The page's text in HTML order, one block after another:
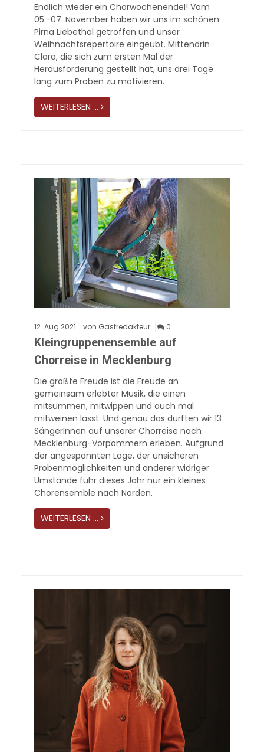
Endlich wieder ein Chorwochenendel! Vom
05.-07. November haben wir uns im schönen
Pirna Liebethal getroffen und unser
Weihnachtsrepertoire eingeübt. Mittendrin
Clara, die sich zum ersten Mal der
Herausforderung gestellt hat, uns drei Tage
lang zum Proben zu motivieren.
WEITERLESEN …
12. Aug 2021 von Gastredakteur 0
Kleingruppenensemble auf
Chorreise in Mecklenburg
Die größte Freude ist die Freude an
gemeinsam erlebter Musik, die einen
mitsummen, mitwippen und auch mal
mitweinen lässt. Und genau das durften wir 13
SängerInnen auf unserer Chorreise nach
Mecklenburg-Vorpommern erleben. Aufgrund
der angespannten Lage, der unsicheren
Probenmöglichkeiten und anderer widriger
Umstände fuhr dieses Jahr nur ein kleines
Chorensemble nach Norden.
WEITERLESEN …